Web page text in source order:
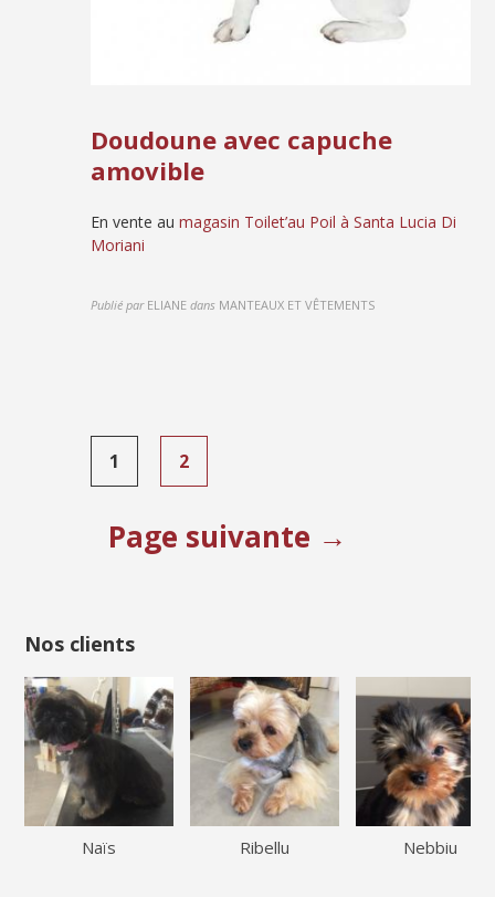
Doudoune avec capuche
amovible
En vente aumagasin Toilet’au Poil à Santa Lucia Di
Moriani
Publié par ELIANE dans MANTEAUX ET VÊTEMENTS
Pagination
des
1 2
Page suivante →
Nos clients
Naïs Ribellu Nebbiu